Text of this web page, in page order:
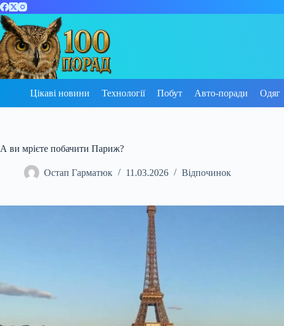
Перейти
до
вмісту
Цікаві новини Технології Побут Авто-поради Одяг
А ви мрієте побачити Париж?
Остап Гарматюк 11.03.2026 Відпочинок